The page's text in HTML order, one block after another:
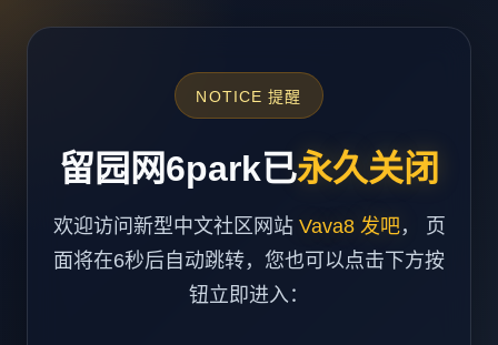
NOTICE 提醒
留园网6park已永久关闭
欢迎访问新型中文社区网站 Vava8 发吧， 页
面将在6秒后自动跳转，您也可以点击下方按
钮立即进入：